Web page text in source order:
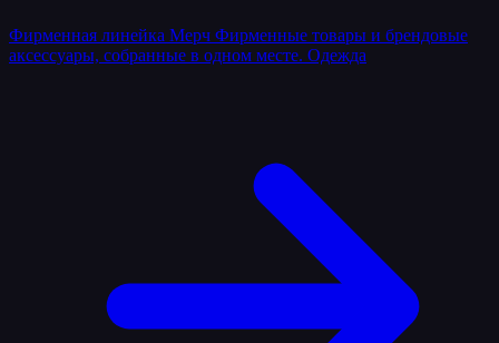
Фирменная линейка Мерч Фирменные товары и брендовые
аксессуары, собранные в одном месте. Одежда